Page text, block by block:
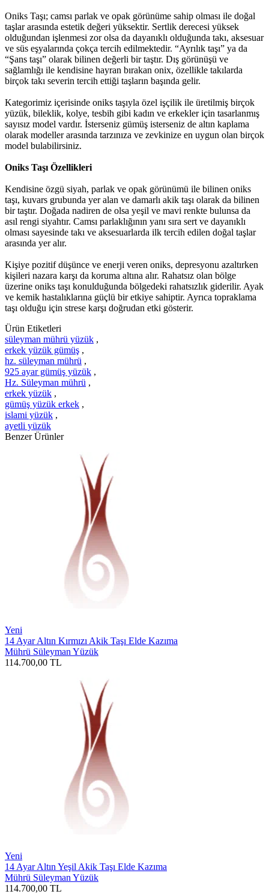
Oniks Taşı; camsı parlak ve opak görünüme sahip olması ile doğal
taşlar arasında estetik değeri yüksektir. Sertlik derecesi yüksek
olduğundan işlenmesi zor olsa da dayanıklı olduğunda takı, aksesuar
ve süs eşyalarında çokça tercih edilmektedir. “Ayrılık taşı” ya da
“Şans taşı” olarak bilinen değerli bir taştır. Dış görünüşü ve
sağlamlığı ile kendisine hayran bırakan onix, özellikle takılarda
birçok takı severin tercih ettiği taşların başında gelir.
Kategorimiz içerisinde oniks taşıyla özel işçilik ile üretilmiş birçok
yüzük, bileklik, kolye, tesbih gibi kadın ve erkekler için tasarlanmış
sayısız model vardır. İsterseniz gümüş isterseniz de altın kaplama
olarak modeller arasında tarzınıza ve zevkinize en uygun olan birçok
model bulabilirsiniz.
Oniks Taşı Özellikleri
Kendisine özgü siyah, parlak ve opak görünümü ile bilinen oniks
taşı, kuvars grubunda yer alan ve damarlı akik taşı olarak da bilinen
bir taştır. Doğada nadiren de olsa yeşil ve mavi renkte bulunsa da
asıl rengi siyahtır. Camsı parlaklığının yanı sıra sert ve dayanıklı
olması sayesinde takı ve aksesuarlarda ilk tercih edilen doğal taşlar
arasında yer alır.
Kişiye pozitif düşünce ve enerji veren oniks, depresyonu azaltırken
kişileri nazara karşı da koruma altına alır. Rahatsız olan bölge
üzerine oniks taşı konulduğunda bölgedeki rahatsızlık giderilir. Ayak
ve kemik hastalıklarına güçlü bir etkiye sahiptir. Ayrıca topraklama
taşı olduğu için strese karşı doğrudan etki gösterir.
Ürün Etiketleri
süleyman mührü yüzük ,
erkek yüzük gümüş ,
hz. süleyman mührü ,
925 ayar gümüş yüzük ,
Hz. Süleyman mührü ,
erkek yüzük ,
gümüş yüzük erkek ,
islami yüzük ,
ayetli yüzük
Benzer Ürünler
Yeni
14 Ayar Altın Kırmızı Akik Taşı Elde Kazıma
Mührü Süleyman Yüzük
114.700,00 TL
Yeni
14 Ayar Altın Yeşil Akik Taşı Elde Kazıma
Mührü Süleyman Yüzük
114.700,00 TL